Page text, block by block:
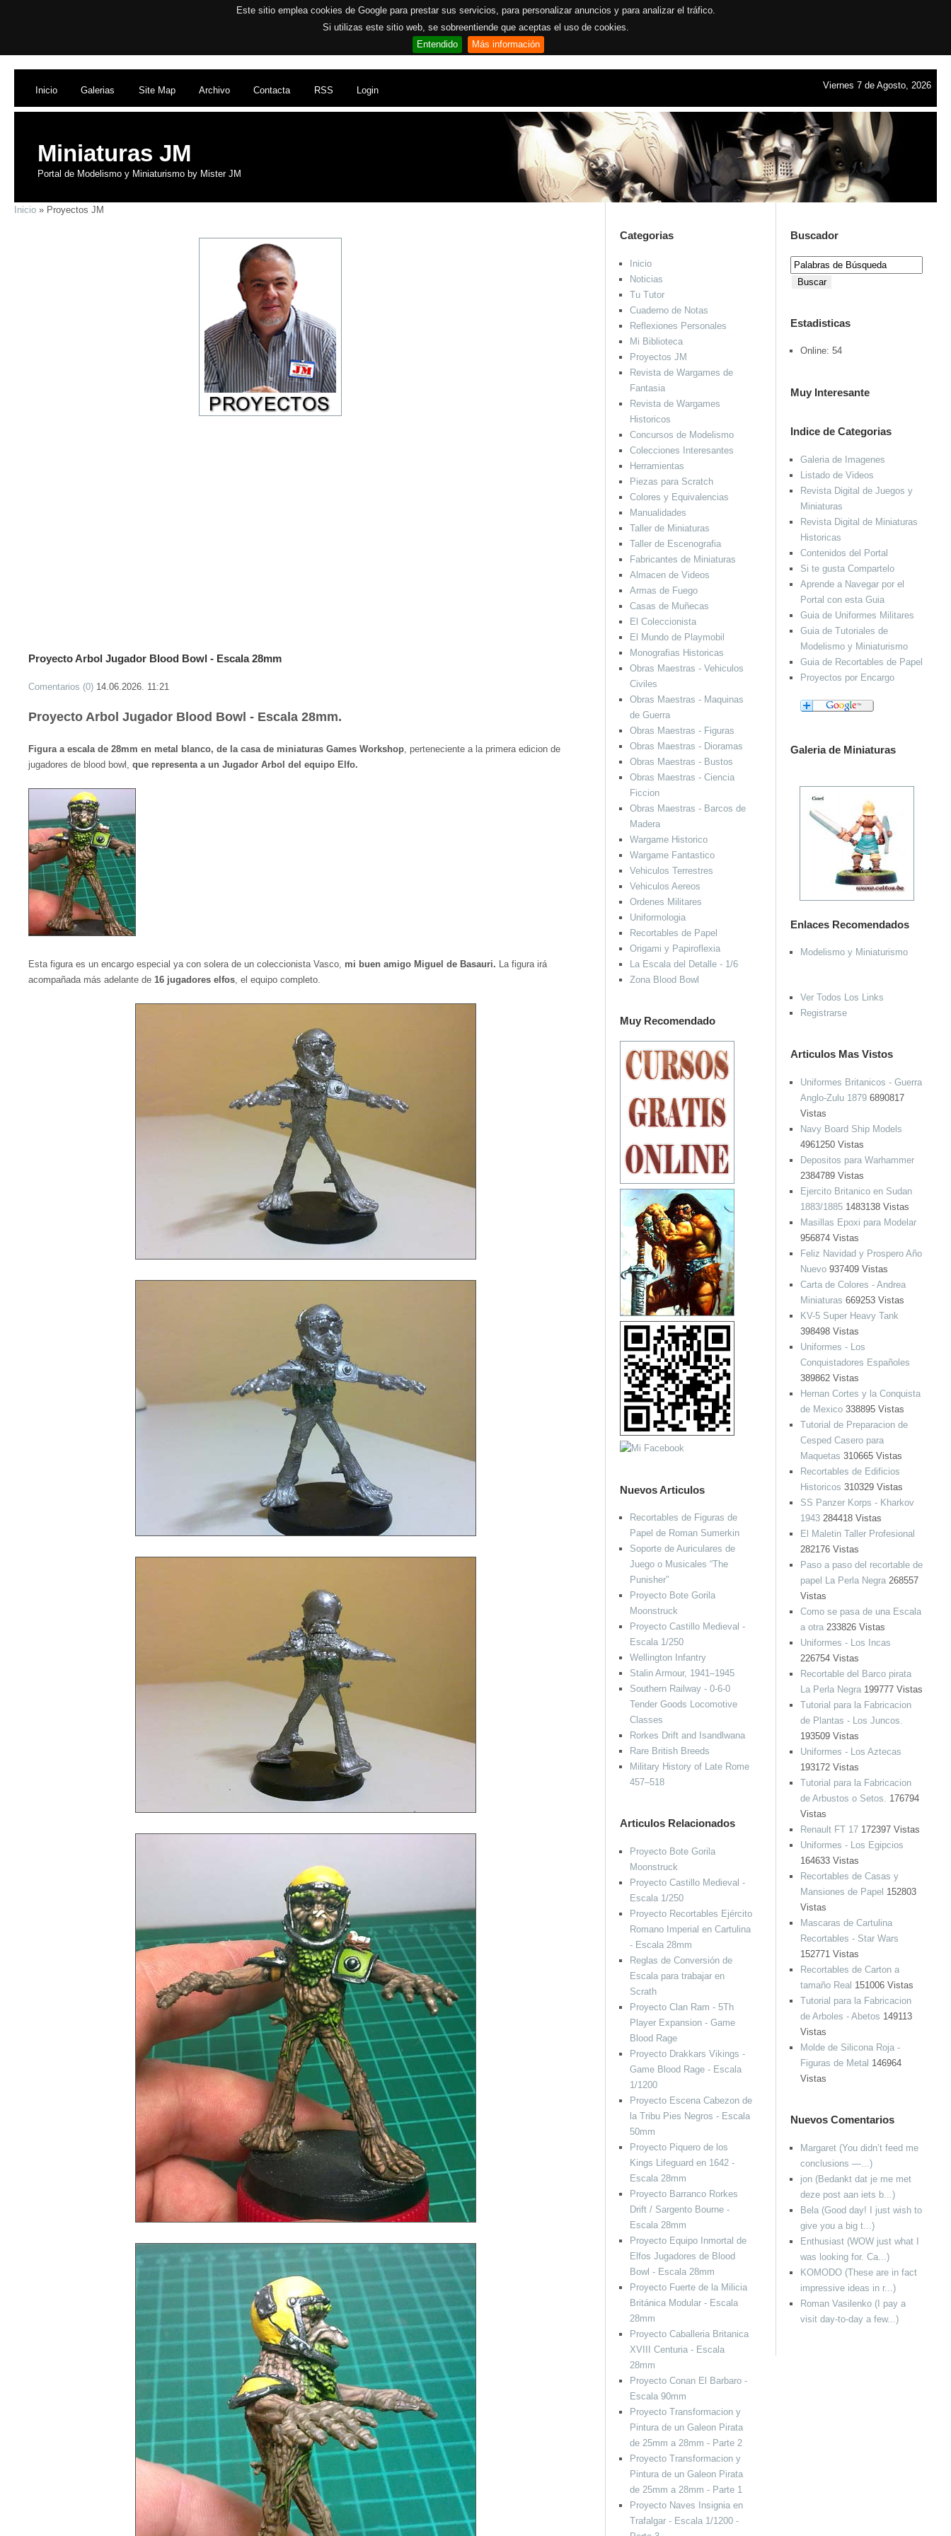
Este sitio emplea cookies de Google para prestar sus servicios, para personalizar anuncios y para analizar el tráfico.
Si utilizas este sitio web, se sobreentiende que aceptas el uso de cookies.
Entendido
Más información
Inicio Galerias Site Map Archivo Contacta RSS Login Viernes 7 de Agosto, 2026
Miniaturas JM
Portal de Modelismo y Miniaturismo by Mister JM
Inicio » Proyectos JM
Proyecto Arbol Jugador Blood Bowl - Escala 28mm
Comentarios (0) 14.06.2026. 11:21
Proyecto Arbol Jugador Blood Bowl - Escala 28mm.
Figura a escala de 28mm en metal blanco, de la casa de miniaturas Games Workshop , perteneciente a la primera edicion de
jugadores de blood bowl, que representa a un Jugador Arbol del equipo Elfo.
Esta figura es un encargo especial ya con solera de un coleccionista Vasco, mi buen amigo Miguel de Basauri. La figura irá
acompañada más adelante de 16 jugadores elfos , el equipo completo.
Buscador
Estadisticas
Online: 54
Muy Interesante
Indice de Categorias
Galeria de Imagenes
Listado de Videos
Revista Digital de Juegos y
Miniaturas
Revista Digital de Miniaturas
Historicas
Contenidos del Portal
Si te gusta Compartelo
Aprende a Navegar por el
Portal con esta Guia
Guia de Uniformes Militares
Guia de Tutoriales de
Modelismo y Miniaturismo
Guia de Recortables de Papel
Proyectos por Encargo
Galeria de Miniaturas
Enlaces Recomendados
Modelismo y Miniaturismo
Ver Todos Los Links
Registrarse
Articulos Mas Vistos
Uniformes Britanicos - Guerra
Anglo-Zulu 18796890817
Vistas
Navy Board Ship Models
4961250 Vistas
Depositos para Warhammer
2384789 Vistas
Ejercito Britanico en Sudan
1883/18851483138 Vistas
Masillas Epoxi para Modelar
956874 Vistas
Feliz Navidad y Prospero Año
Nuevo937409 Vistas
Carta de Colores - Andrea
Miniaturas 669253 Vistas
KV-5 Super Heavy Tank
398498 Vistas
Uniformes - Los
Conquistadores Españoles
389862 Vistas
Hernan Cortes y la Conquista
de Mexico338895 Vistas
Tutorial de Preparacion de
Cesped Casero para
Maquetas 310665 Vistas
Recortables de Edificios
Historicos 310329 Vistas
SS Panzer Korps - Kharkov
1943284418 Vistas
El Maletin Taller Profesional
282176 Vistas
Paso a paso del recortable de
papel La Perla Negra268557
Vistas
Como se pasa de una Escala
a otra233826 Vistas
Uniformes - Los Incas
226754 Vistas
Recortable del Barco pirata
La Perla Negra199777 Vistas
Tutorial para la Fabricacion
de Plantas - Los Juncos.
193509 Vistas
Uniformes - Los Aztecas
193172 Vistas
Tutorial para la Fabricacion
de Arbustos o Setos. 176794
Vistas
Renault FT 17172397 Vistas
Uniformes - Los Egipcios
164633 Vistas
Recortables de Casas y
Mansiones de Papel 152803
Vistas
Mascaras de Cartulina
Recortables - Star Wars
152771 Vistas
Recortables de Carton a
tamaño Real 151006 Vistas
Tutorial para la Fabricacion
de Arboles - Abetos 149113
Vistas
Molde de Silicona Roja -
Figuras de Metal 146964
Vistas
Nuevos Comentarios
Margaret (You didn’t feed me
conclusions —...)
jon (Bedankt dat je me met
deze post aan iets b...)
Bela (Good day! I just wish to
give you a big t...)
Enthusiast (WOW just what I
was looking for. Ca...)
KOMODO (These are in fact
impressive ideas in r...)
Roman Vasilenko (I pay a
visit day-to-day a few...)
Categorias
Inicio
Noticias
Tu Tutor
Cuaderno de Notas
Reflexiones Personales
Mi Biblioteca
Proyectos JM
Revista de Wargames de
Fantasia
Revista de Wargames
Historicos
Concursos de Modelismo
Colecciones Interesantes
Herramientas
Piezas para Scratch
Colores y Equivalencias
Manualidades
Taller de Miniaturas
Taller de Escenografia
Fabricantes de Miniaturas
Almacen de Videos
Armas de Fuego
Casas de Muñecas
El Coleccionista
El Mundo de Playmobil
Monografias Historicas
Obras Maestras - Vehiculos
Civiles
Obras Maestras - Maquinas
de Guerra
Obras Maestras - Figuras
Obras Maestras - Dioramas
Obras Maestras - Bustos
Obras Maestras - Ciencia
Ficcion
Obras Maestras - Barcos de
Madera
Wargame Historico
Wargame Fantastico
Vehiculos Terrestres
Vehiculos Aereos
Ordenes Militares
Uniformologia
Recortables de Papel
Origami y Papiroflexia
La Escala del Detalle - 1/6
Zona Blood Bowl
Muy Recomendado
Nuevos Articulos
Recortables de Figuras de
Papel de Roman Sumerkin
Soporte de Auriculares de
Juego o Musicales “The
Punisher”
Proyecto Bote Gorila
Moonstruck
Proyecto Castillo Medieval -
Escala 1/250
Wellington Infantry
Stalin Armour, 1941–1945
Southern Railway - 0-6-0
Tender Goods Locomotive
Classes
Rorkes Drift and Isandlwana
Rare British Breeds
Military History of Late Rome
457–518
Articulos Relacionados
Proyecto Bote Gorila
Moonstruck
Proyecto Castillo Medieval -
Escala 1/250
Proyecto Recortables Ejército
Romano Imperial en Cartulina
- Escala 28mm
Reglas de Conversión de
Escala para trabajar en
Scrath
Proyecto Clan Ram - 5Th
Player Expansion - Game
Blood Rage
Proyecto Drakkars Vikings -
Game Blood Rage - Escala
1/1200
Proyecto Escena Cabezon de
la Tribu Pies Negros - Escala
50mm
Proyecto Piquero de los
Kings Lifeguard en 1642 -
Escala 28mm
Proyecto Barranco Rorkes
Drift / Sargento Bourne -
Escala 28mm
Proyecto Equipo Inmortal de
Elfos Jugadores de Blood
Bowl - Escala 28mm
Proyecto Fuerte de la Milicia
Británica Modular - Escala
28mm
Proyecto Caballeria Britanica
XVIII Centuria - Escala
28mm
Proyecto Conan El Barbaro -
Escala 90mm
Proyecto Transformacion y
Pintura de un Galeon Pirata
de 25mm a 28mm - Parte 2
Proyecto Transformacion y
Pintura de un Galeon Pirata
de 25mm a 28mm - Parte 1
Proyecto Naves Insignia en
Trafalgar - Escala 1/1200 -